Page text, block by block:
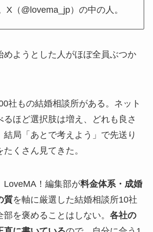
X（@lovema_jp）の中の人。
めようとした人がほぼ全員ぶつか
社もの結婚相談所がある。ネット
るほど選択肢は増え、どれも良さ
結局「あとで考えよう」で先送り
くさん見てきた。
LoveMA！編集部が料金体系・成婚
質を軸に厳選した結婚相談所10社
を褒めることはしない。 各社の